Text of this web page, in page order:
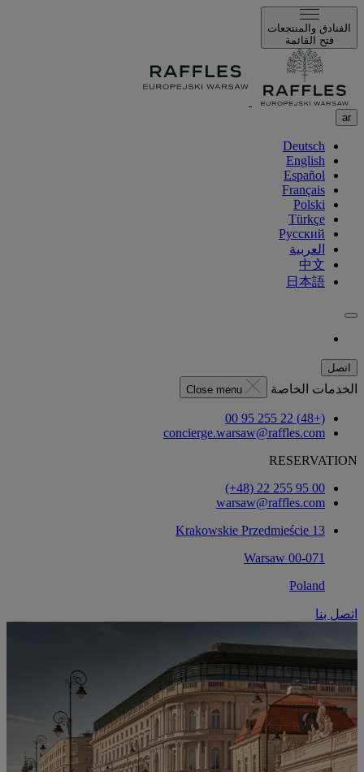
الفنادق والمنتجعات
فتح القائمة
ar
Deutsch
English
Español
Français
Polski
Türkçe
Русский
العربية
中文
日本語
اتصل
الخدمات الخاصة Close menu
(+48) 22 255 95 00
concierge.warsaw@raffles.com
RESERVATION
‎(+48) 22 255 95 00‏
warsaw@raffles.com
Krakowskie Przedmieście 13
00-071 Warsaw
Poland
اتصل بنا